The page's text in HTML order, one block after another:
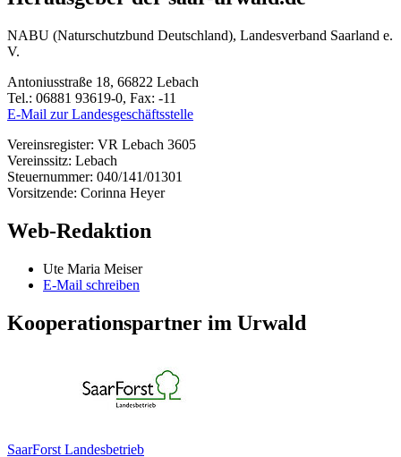
NABU (Naturschutzbund Deutschland), Landesverband Saarland e.
V.
Antoniusstraße 18, 66822 Lebach
Tel.: 06881 93619-0, Fax: -11
E-Mail zur Landesgeschäftsstelle
Vereinsregister: VR Lebach 3605
Vereinssitz: Lebach
Steuernummer: 040/141/01301
Vorsitzende: Corinna Heyer
Web-Redaktion
Ute Maria Meiser
E-Mail schreiben
Kooperationspartner im Urwald
SaarForst Landesbetrieb